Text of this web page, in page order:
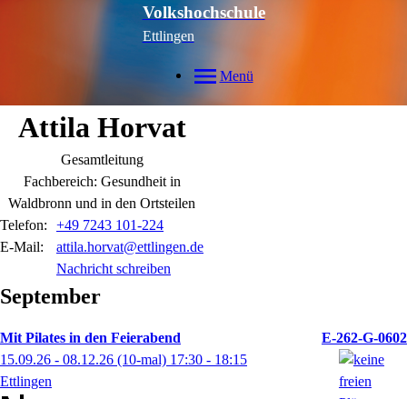
Volkshochschule
Ettlingen
Menü
Attila Horvat
Gesamtleitung
Fachbereich: Gesundheit in
Waldbronn und in den Ortsteilen
Telefon:
+49 7243 101-224
E-Mail:
attila.horvat@ettlingen.de
Nachricht schreiben
September
Mit Pilates in den Feierabend
E-262-G-0602
15.09.26 - 08.12.26 (10-mal) 17:30 - 18:15
Ettlingen